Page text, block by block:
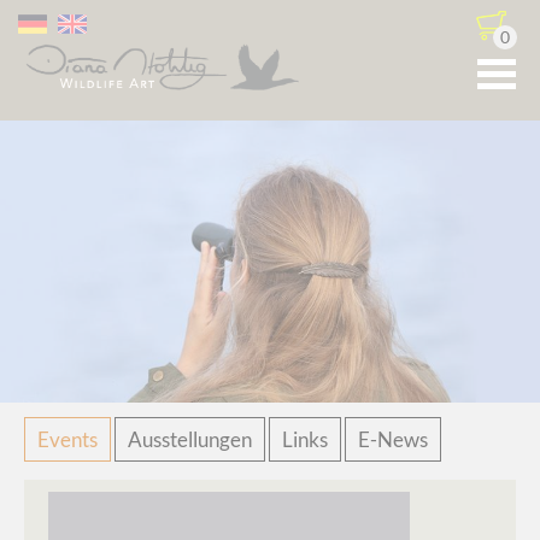
0
Navigation
überspringen
Events Ausstellungen Links E-News